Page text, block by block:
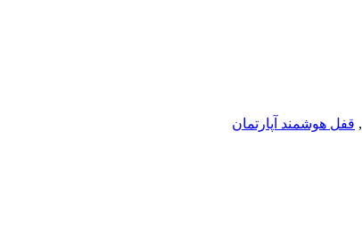
, قفل هوشمند آپارتمان